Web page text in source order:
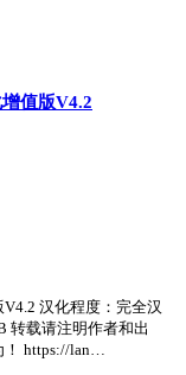
值版V4.2
汉化程度：完全汉
转载请注明作者和出
https://lan…